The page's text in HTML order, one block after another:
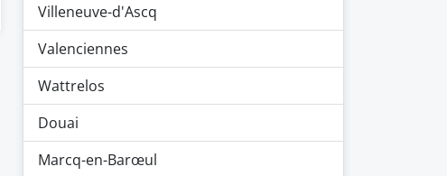
Villeneuve-d'Ascq
Valenciennes
Wattrelos
Douai
Marcq-en-Barœul